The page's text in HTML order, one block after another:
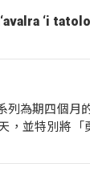
‘i
列為期四個月
，並特別將「